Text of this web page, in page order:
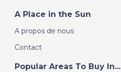
A Place in the Sun
A propos de nous
Contact
Popular Areas To Buy In...